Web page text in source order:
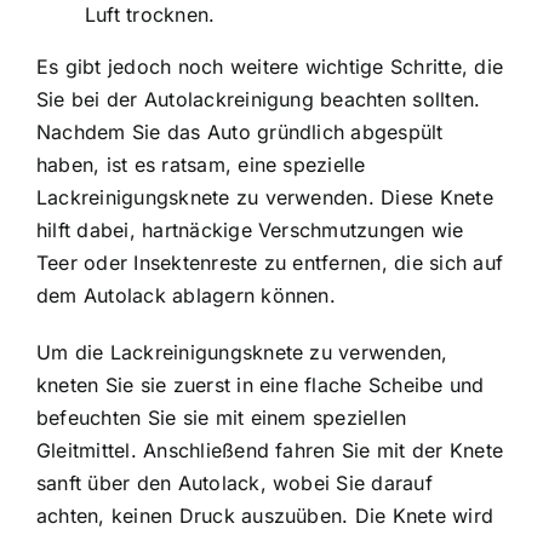
Luft trocknen.
Es gibt jedoch noch weitere wichtige Schritte, die
Sie bei der Autolackreinigung beachten sollten.
Nachdem Sie das Auto gründlich abgespült
haben, ist es ratsam, eine spezielle
Lackreinigungsknete zu verwenden. Diese Knete
hilft dabei, hartnäckige Verschmutzungen wie
Teer oder Insektenreste zu entfernen, die sich auf
dem Autolack ablagern können.
Um die Lackreinigungsknete zu verwenden,
kneten Sie sie zuerst in eine flache Scheibe und
befeuchten Sie sie mit einem speziellen
Gleitmittel. Anschließend fahren Sie mit der Knete
sanft über den Autolack, wobei Sie darauf
achten, keinen Druck auszuüben. Die Knete wird